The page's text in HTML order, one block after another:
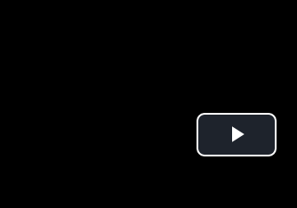
Toista